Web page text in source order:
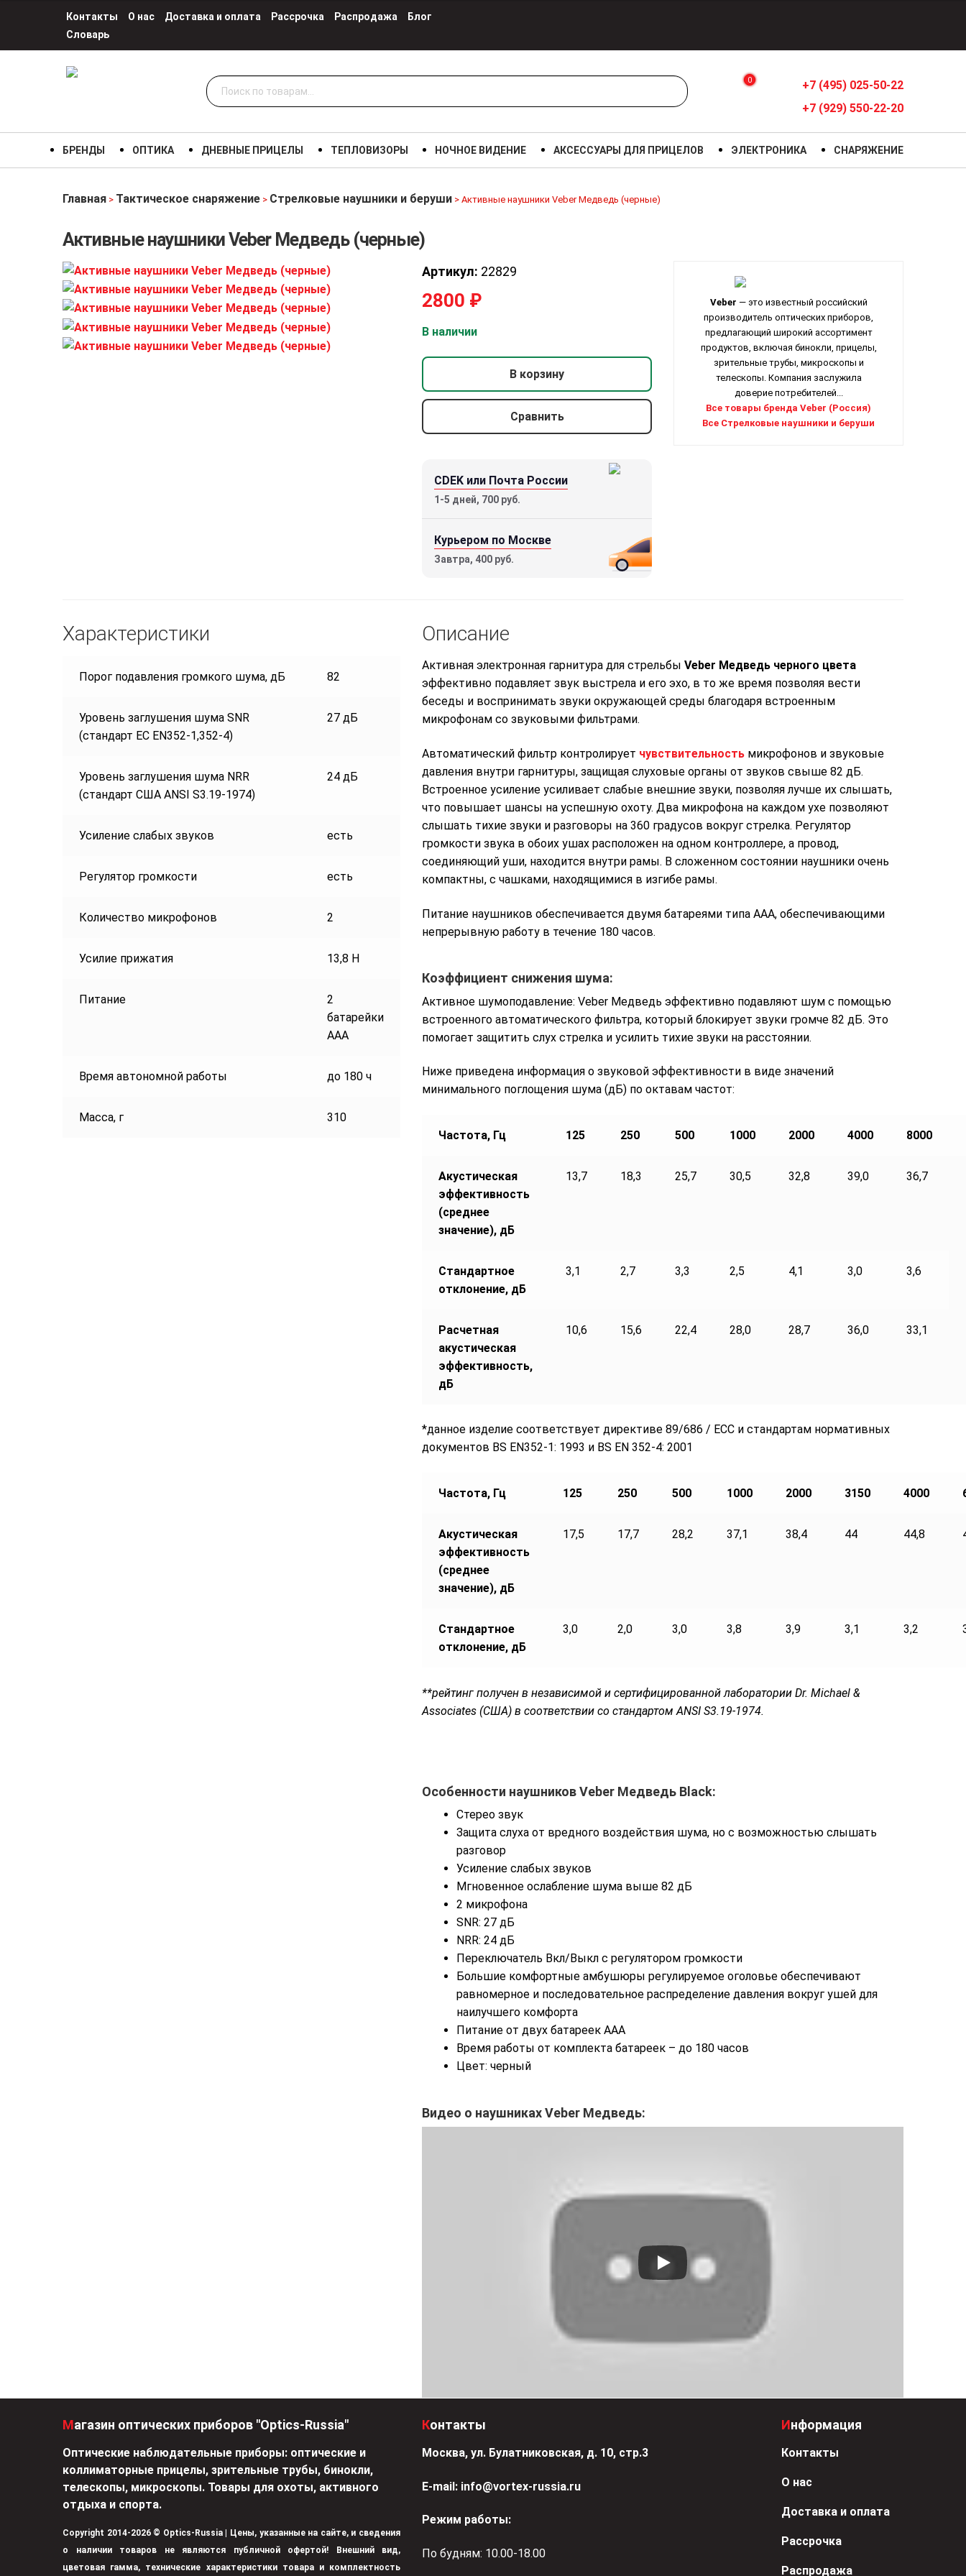
Контакты О нас Доставка и оплата Рассрочка Распродажа
Блог
Словарь
Искать: 0
+7 (495) 025-50-22
+7 (929) 550-22-20
БРЕНДЫ ОПТИКА ДНЕВНЫЕ ПРИЦЕЛЫ ТЕПЛОВИЗОРЫ НОЧНОЕ ВИДЕНИЕ АКСЕССУАРЫ ДЛЯ ПРИЦЕЛОВ ЭЛЕКТРОНИКА СНАРЯЖЕНИЕ
Главная > Тактическое снаряжение > Стрелковые наушники и беруши > Активные наушники Veber Медведь (черные)
Активные наушники Veber Медведь (черные)
Артикул: 22829
2800 ₽
В наличии
В корзину
Сравнить
CDEK или Почта России
1-5 дней, 700 руб.
Курьером по Москве
Завтра, 400 руб.
Veber — это известный российский
производитель оптических приборов,
предлагающий широкий ассортимент
продуктов, включая бинокли, прицелы,
зрительные трубы, микроскопы и
телескопы. Компания заслужила
доверие потребителей...
Все товары бренда Veber (Россия)
Все Стрелковые наушники и беруши
Активные наушники Veber Медведь
2800 р.
Характеристики
Порог подавления громкого шума, дБ 82
Уровень заглушения шума SNR
(стандарт ЕС EN352-1,352-4)
27 дБ
Уровень заглушения шума NRR
(стандарт США ANSI S3.19-1974)
24 дБ
Усиление слабых звуков есть
Регулятор громкости есть
Количество микрофонов 2
Усилие прижатия 13,8 Н
Питание
2
батарейки
ААА
Время автономной работы до 180 ч
Масса, г 310
Описание
Активная электронная гарнитура для стрельбы Veber Медведь черного цвета
эффективно подавляет звук выстрела и его эхо, в то же время позволяя вести
беседы и воспринимать звуки окружающей среды благодаря встроенным
микрофонам со звуковыми фильтрами.
Автоматический фильтр контролирует чувствительность микрофонов и звуковые
давления внутри гарнитуры, защищая слуховые органы от звуков свыше 82 дБ.
Встроенное усиление усиливает слабые внешние звуки, позволяя лучше их слышать,
что повышает шансы на успешную охоту. Два микрофона на каждом ухе позволяют
слышать тихие звуки и разговоры на 360 градусов вокруг стрелка. Регулятор
громкости звука в обоих ушах расположен на одном контроллере, а провод,
соединяющий уши, находится внутри рамы. В сложенном состоянии наушники очень
компактны, с чашками, находящимися в изгибе рамы.
Питание наушников обеспечивается двумя батареями типа AAA, обеспечивающими
непрерывную работу в течение 180 часов.
Коэффициент снижения шума:
Активное шумоподавление: Veber Медведь эффективно подавляют шум с помощью
встроенного автоматического фильтра, который блокирует звуки громче 82 дБ. Это
помогает защитить слух стрелка и усилить тихие звуки на расстоянии.
Ниже приведена информация о звуковой эффективности в виде значений
минимального поглощения шума (дБ) по октавам частот:
Частота, Гц 125 250 500 1000 2000 4000 8000
Акустическая
эффективность
(среднее
значение), дБ
13,7 18,3 25,7 30,5 32,8 39,0 36,7
Стандартное
отклонение, дБ
3,1 2,7 3,3 2,5 4,1 3,0 3,6
Расчетная
акустическая
эффективность,
дБ
10,6 15,6 22,4 28,0 28,7 36,0 33,1
*данное изделие соответствует директиве 89/686 / ECC и стандартам нормативных
документов BS EN352-1: 1993 и BS EN 352-4: 2001
Частота, Гц 125 250 500 1000 2000 3150 4000
Акустическая
эффективность
(среднее
значение), дБ
17,5 17,7 28,2 37,1 38,4 44 44,8
Стандартное
отклонение, дБ
3,0 2,0 3,0 3,8 3,9 3,1 3,2
**рейтинг получен в независимой и сертифицированной лаборатории Dr. Michael &
Associates (США) в соответствии со стандартом ANSI S3.19-1974.
Особенности наушников Veber Медведь Black:
Стерео звук
Защита слуха от вредного воздействия шума, но с возможностью слышать
разговор
Усиление слабых звуков
Мгновенное ослабление шума выше 82 дБ
2 микрофона
SNR: 27 дБ
NRR: 24 дБ
Переключатель Вкл/Выкл с регулятором громкости
Большие комфортные амбушюры регулируемое оголовье обеспечивают
равномерное и последовательное распределение давления вокруг ушей для
наилучшего комфорта
Питание от двух батареек ААА
Время работы от комплекта батареек – до 180 часов
Цвет: черный
Видео о наушниках Veber Медведь:
Магазин оптических приборов "Optics-Russia"
Оптические наблюдательные приборы: оптические и
коллиматорные прицелы, зрительные трубы, бинокли,
телескопы, микроскопы. Товары для охоты, активного
отдыха и спорта.
Copyright 2014-2026 © Optics-Russia | Цены, указанные на сайте, и сведения
о наличии товаров не являются публичной офертой! Внешний вид,
цветовая гамма, технические характеристики товара и комплектность
Контакты
Москва, ул. Булатниковская, д. 10, стр.3
Е-mail: info@vortex-russia.ru
Режим работы:
По будням: 10.00-18.00
Информация
Контакты
О нас
Доставка и оплата
Рассрочка
Распродажа